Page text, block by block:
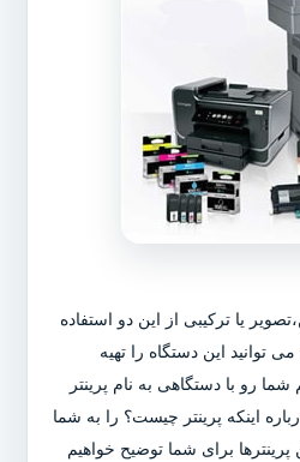
یا ترکیبی از این دو استفاده
توانید این دستگاه را تهیه
رو با دستگاهی به نام پرینتر
اینکه پرینتر چیست؟ را به شما
پرینترها برای شما توضیح خواهیم